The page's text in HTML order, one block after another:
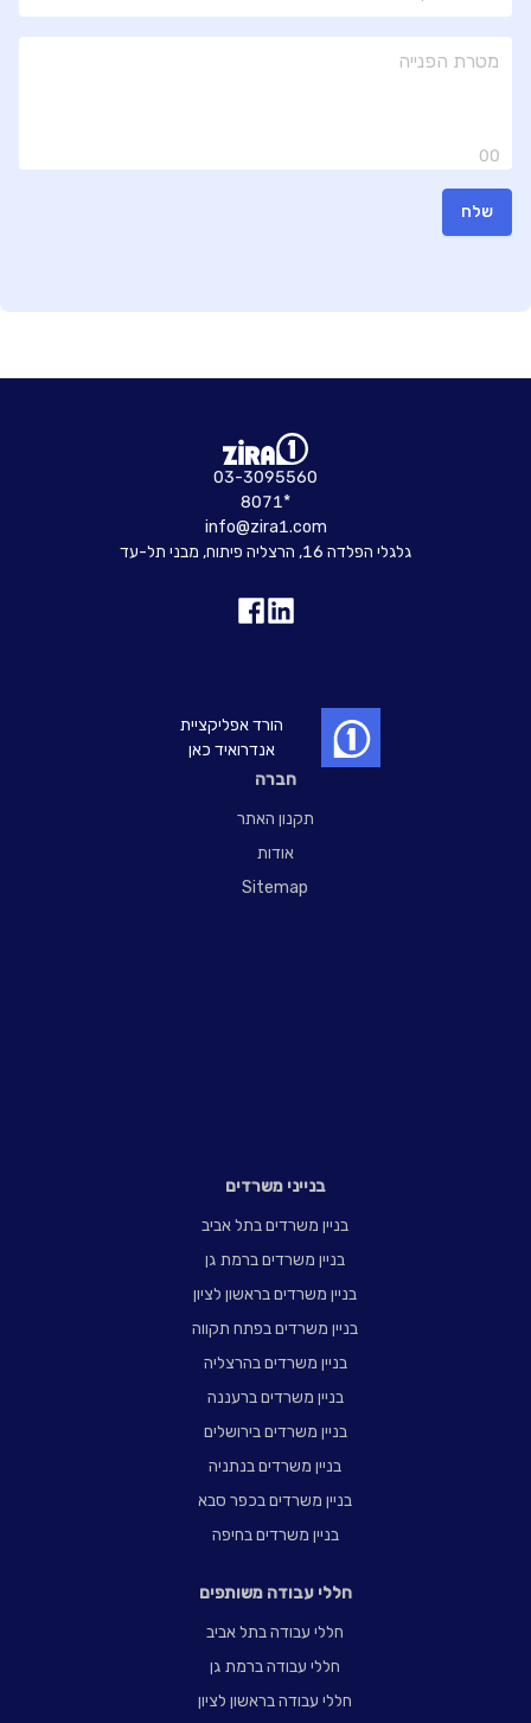
00
שלח
חברה
תקנון האתר
אודות
Sitemap
בנייני משרדים
בניין משרדים בתל אביב
בניין משרדים ברמת גן
בניין משרדים בראשון לציון
בניין משרדים בפתח תקווה
בניין משרדים בהרצליה
בניין משרדים ברעננה
בניין משרדים בירושלים
בניין משרדים בנתניה
בניין משרדים בכפר סבא
בניין משרדים בחיפה
חללי עבודה משותפים
חללי עבודה בתל אביב
חללי עבודה ברמת גן
חללי עבודה בראשון לציון
03-3095560
8071*
info@zira1.com
גלגלי הפלדה 16, הרצליה פיתוח, מבני תל-עד
הורד אפליקציית
אנדרואיד כאן